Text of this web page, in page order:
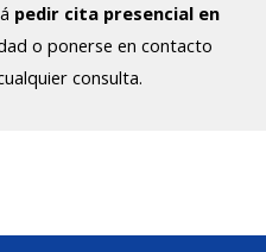
pedir cita presencial en
o ponerse en contacto
consulta.